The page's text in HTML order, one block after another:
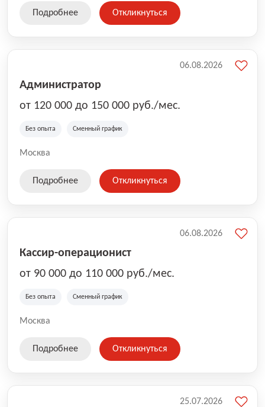
Подробнее Откликнуться
Администратор
от 120 000 до 150 000 руб./мес.
Без опыта Сменный график
Москва
06.08.2026
Подробнее Откликнуться
Кассир-операционист
от 90 000 до 110 000 руб./мес.
Без опыта Сменный график
Москва
06.08.2026
Подробнее Откликнуться
25.07.2026